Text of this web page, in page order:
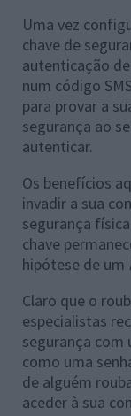
Uma vez
chave de
autenticação
num código
para provar a
segurança ao
autenticar.
Os benefícios
invadir a sua
segurança
chave
hipótese de um
Claro que o
especialistas
segurança
como uma
de alguém
aceder à sua